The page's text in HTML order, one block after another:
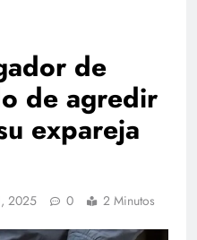
de
de agredir
expareja
2025 0 2 Minutos